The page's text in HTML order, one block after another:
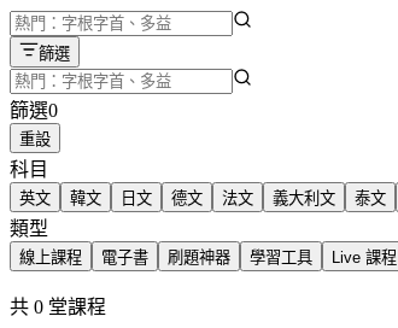
篩選
篩選0
重設
科目
英文 韓文 日文 德文 法文 義大利文 泰文
類型
線上課程 電子書 刷題神器 學習工具 Live 課程
共 0 堂課程